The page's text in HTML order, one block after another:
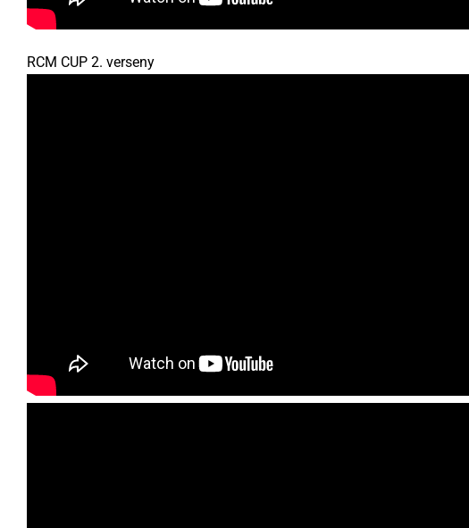
RCM CUP 2. verseny